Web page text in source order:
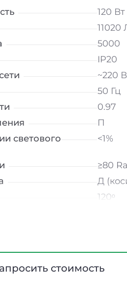
120 Вт
11020
5000
IP20
~220
50 Гц
0.97
П
светового
<1%
≥80 Ra
Д
120ᵒ
стоимость